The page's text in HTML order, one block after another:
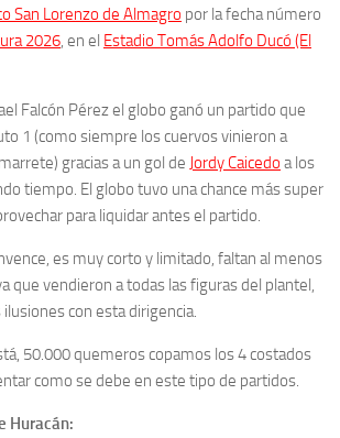
San Lorenzo de Almagro por la fecha número
2026, en el Estadio Tomás Adolfo Ducó (El
Falcón Pérez el globo ganó un partido que
1 (como siempre los cuervos vinieron a
gracias a un gol de Jordy Caicedo a los
tiempo. El globo tuvo una chance más super
para liquidar antes el partido.
es muy corto y limitado, faltan al menos
que vendieron a todas las figuras del plantel,
con esta dirigencia.
50.000 quemeros copamos los 4 costados
como se debe en este tipo de partidos.
Huracán: